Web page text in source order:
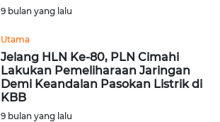
9 bulan yang lalu
Utama
Jelang HLN Ke-80, PLN Cimahi
Lakukan Pemeliharaan Jaringan
Demi Keandalan Pasokan Listrik di
KBB
9 bulan yang lalu